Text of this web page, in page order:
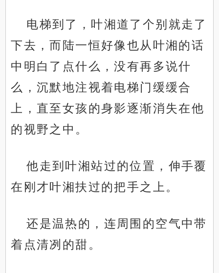
电梯到了，叶湘道了个别就走了
下去，而陆一恒好像也从叶湘的话
中明白了点什么，没有再多说什
么，沉默地注视着电梯门缓缓合
上，直至女孩的身影逐渐消失在他
的视野之中。
他走到叶湘站过的位置，伸手覆
在刚才叶湘扶过的把手之上。
还是温热的，连周围的空气中带
着点清冽的甜。